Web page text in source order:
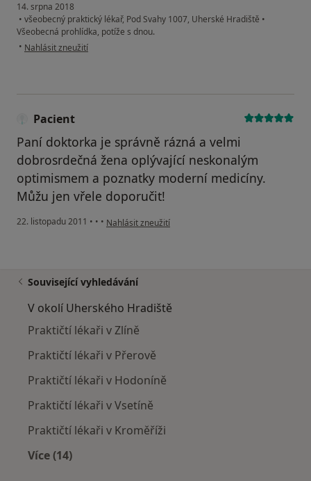
14. srpna 2018
• všeobecný praktický lékař, Pod Svahy 1007, Uherské Hradiště •
Všeobecná prohlídka, potíže s dnou.
• podle názoru uživatele Váš účet byl odstraněn
Nahlásit zneužití
Pacient
Paní doktorka je správně rázná a velmi
dobrosrdečná žena oplývající neskonalým
optimismem a poznatky moderní medicíny.
Můžu jen vřele doporučit!
22. listopadu 2011 • • • podle názoru uživatele Pacient
Nahlásit zneužití
Související vyhledávání
V okolí Uherského Hradiště
Praktičtí lékaři v Zlíně
Praktičtí lékaři v Přerově
Praktičtí lékaři v Hodoníně
Praktičtí lékaři v Vsetíně
Praktičtí lékaři v Kroměříži
Více (14)